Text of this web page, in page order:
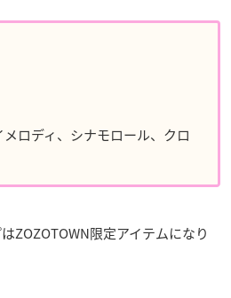
ロディ、シナモロール、クロ
ZOZOTOWN限定アイテムになり